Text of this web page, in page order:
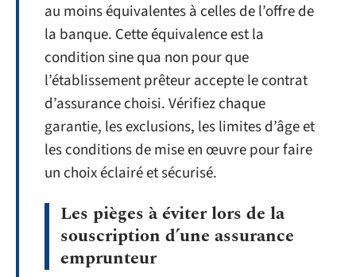
au moins équivalentes à celles de l’offre de
la banque. Cette équivalence est la
condition sine qua non pour que
l’établissement prêteur accepte le contrat
d’assurance choisi. Vérifiez chaque
garantie, les exclusions, les limites d’âge et
les conditions de mise en œuvre pour faire
un choix éclairé et sécurisé.
Les pièges à éviter lors de la
souscription d’une assurance
emprunteur